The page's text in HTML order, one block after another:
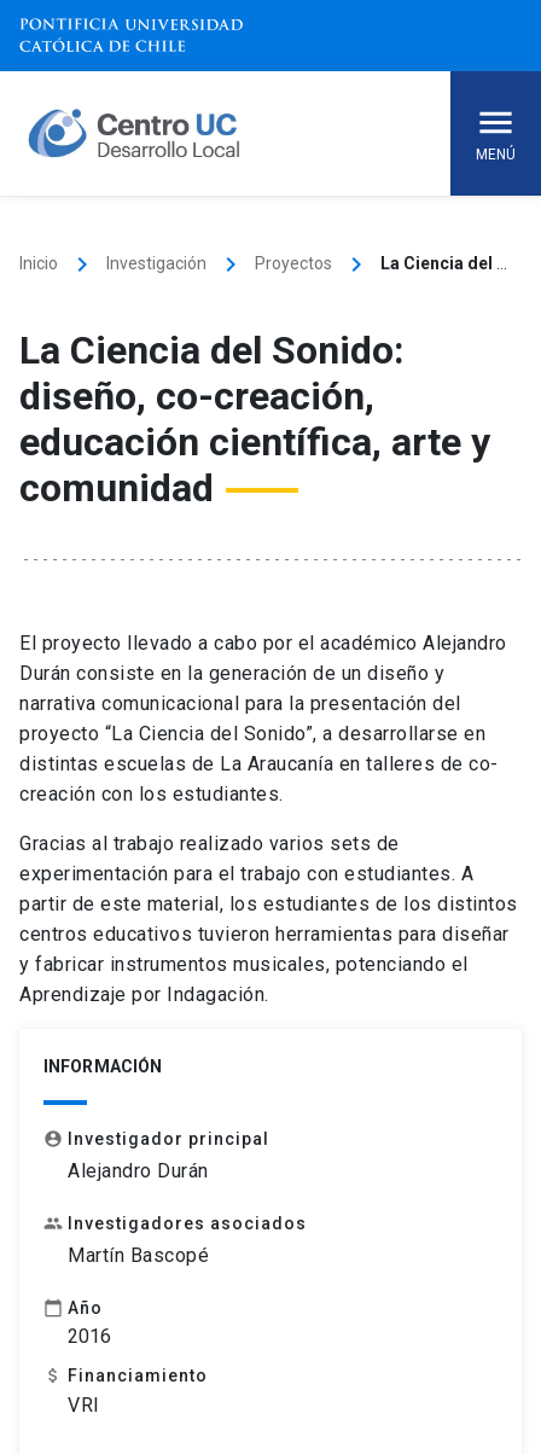
Skip
content
MENÚ
Inicio keyboard_arrow_right Investigación keyboard_arrow_right Proyectos keyboard_arrow_right
La Ciencia del Sonido:
diseño, co-creación,
educación científica, arte y
comunidad
El proyecto llevado a cabo por el académico Alejandro
Durán consiste en la generación de un diseño y
narrativa comunicacional para la presentación del
proyecto “La Ciencia del Sonido”, a desarrollarse en
distintas escuelas de La Araucanía en talleres de co-
creación con los estudiantes.
Gracias al trabajo realizado varios sets de
experimentación para el trabajo con estudiantes. A
partir de este material, los estudiantes de los distintos
centros educativos tuvieron herramientas para diseñar
y fabricar instrumentos musicales, potenciando el
Aprendizaje por Indagación.
INFORMACIÓN
account_circle Investigador principal
Alejandro Durán
people Investigadores asociados
Martín Bascopé
calendar_today Año
2016
attach_money Financiamiento
VRI